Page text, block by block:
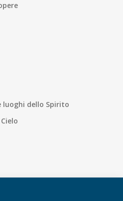
luoghi dello Spirito